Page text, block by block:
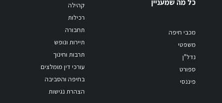
מכבי חיפה
משפטי
נדל"ן
ספורט
פיננסי
קהילה
רכילות
תחבורה
תיירות ונופש
תרבות וחינוך
עורכי דין מומלצים
בחיפה והסביבה
הצהרת נגישות